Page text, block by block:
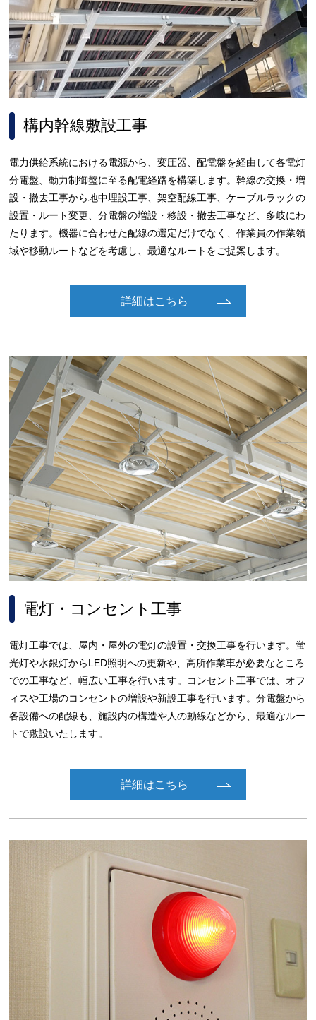
構内幹線敷設工事
電力供給系統における電源から、変圧器、配電盤を経由して各電灯
分電盤、動力制御盤に至る配電経路を構築します。幹線の交換・増
設・撤去工事から地中埋設工事、架空配線工事、ケーブルラックの
設置・ルート変更、分電盤の増設・移設・撤去工事など、多岐にわ
たります。機器に合わせた配線の選定だけでなく、作業員の作業領
域や移動ルートなどを考慮し、最適なルートをご提案します。
詳細はこちら
電灯・コンセント工事
電灯工事では、屋内・屋外の電灯の設置・交換工事を行います。蛍
光灯や水銀灯からLED照明への更新や、高所作業車が必要なところ
での工事など、幅広い工事を行います。コンセント工事では、オフ
ィスや工場のコンセントの増設や新設工事を行います。分電盤から
各設備への配線も、施設内の構造や人の動線などから、最適なルー
トで敷設いたします。
詳細はこちら